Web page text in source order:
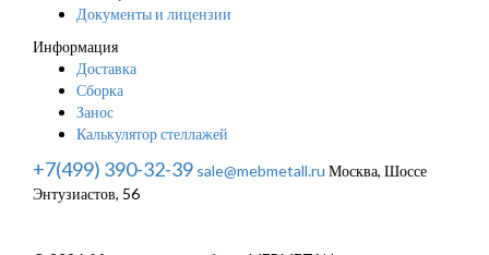
Документы и лицензии
Информация
Доставка
Сборка
Занос
Калькулятор стеллажей
+7(499) 390-32-39 sale@mebmetall.ru Москва, Шоссе
Энтузиастов, 56